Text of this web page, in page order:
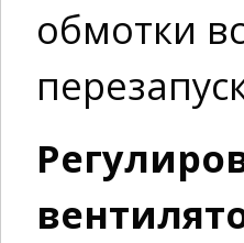
обмотки